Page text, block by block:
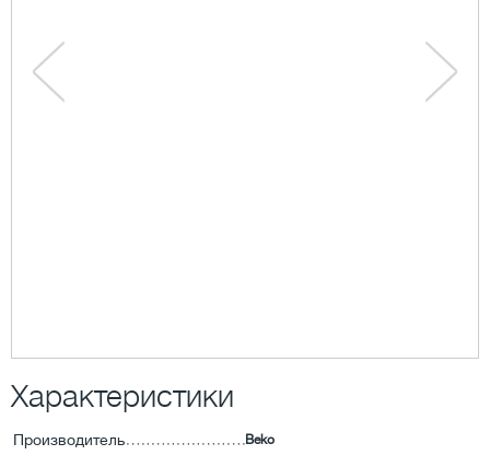
Характеристики
Производитель Beko